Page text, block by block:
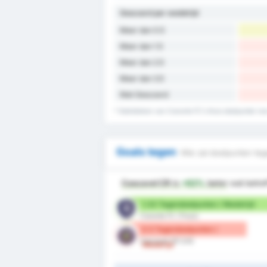
Gescoord per wedstrijd
Meer dan 0.5
Meer dan 1.5
Meer dan 2.5
Meer dan 3.5
Goals tegen
Cascavel CR is +62% beter wat
1.33 Tegendoelpunten / Wedstrijd
0.5 Tegendoelpunten /
Wedstrijd
Cascavel CR (Uit)